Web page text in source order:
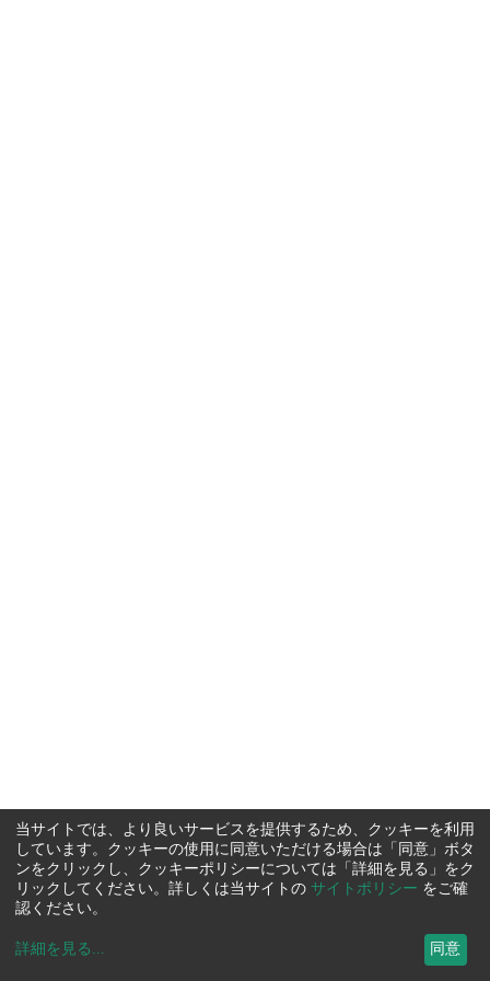
当サイトでは、より良いサービスを提供するため、クッキーを利用
しています。クッキーの使用に同意いただける場合は「同意」ボタ
ンをクリックし、クッキーポリシーについては「詳細を見る」をク
リックしてください。詳しくは当サイトの サイトポリシー をご確
認ください。
詳細を見る ... 同意